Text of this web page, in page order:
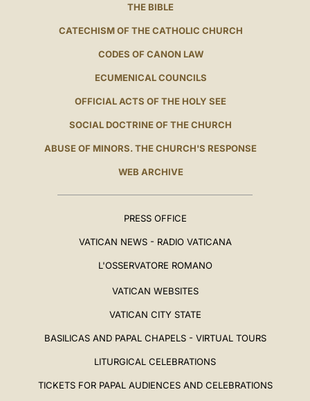
THE BIBLE
CATECHISM OF THE CATHOLIC CHURCH
CODES OF CANON LAW
ECUMENICAL COUNCILS
OFFICIAL ACTS OF THE HOLY SEE
SOCIAL DOCTRINE OF THE CHURCH
ABUSE OF MINORS. THE CHURCH'S RESPONSE
WEB ARCHIVE
PRESS OFFICE
VATICAN NEWS - RADIO VATICANA
L'OSSERVATORE ROMANO
VATICAN WEBSITES
VATICAN CITY STATE
BASILICAS AND PAPAL CHAPELS - VIRTUAL TOURS
LITURGICAL CELEBRATIONS
TICKETS FOR PAPAL AUDIENCES AND CELEBRATIONS